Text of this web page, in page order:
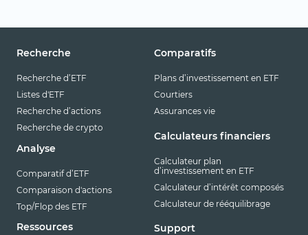
Recherche
Recherche d’ETF
Listes d'ETF
Recherche d’actions
Recherche de crypto
Analyse
Comparatif d’ETF
Comparaison d'actions
Top/Flop des ETF
Ressources
Comparatifs
Plans d’investissement en ETF
Courtiers
Assurances vie
Calculateurs financiers
Calculateur plan
d’investissement en ETF
Calculateur d’intérêt composés
Calculateur de rééquilibrage
Support